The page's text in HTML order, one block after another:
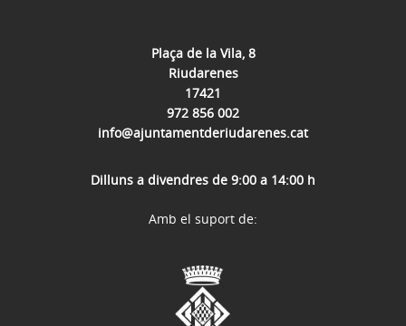
Plaça de la Vila, 8
Riudarenes
17421
972 856 002
info@ajuntamentderiudarenes.cat
Dilluns a divendres de 9:00 a 14:00 h
Amb el suport de: